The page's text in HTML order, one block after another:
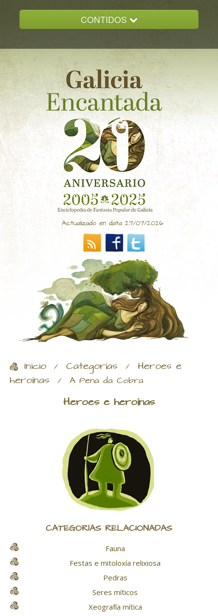
CONTIDOS
GALICIA ENCANTADA
DOCUMENTACION
NOVAS
CONTACTO
Actualizado en data 27/07/2026
Inicio / Categorías / Heroes e
heroínas / A Pena da Cobra
Heroes e heroínas
CATEGORÍAS RELACIONADAS
Fauna
Festas e mitoloxía relixiosa
Pedras
Seres míticos
Xeografía mítica